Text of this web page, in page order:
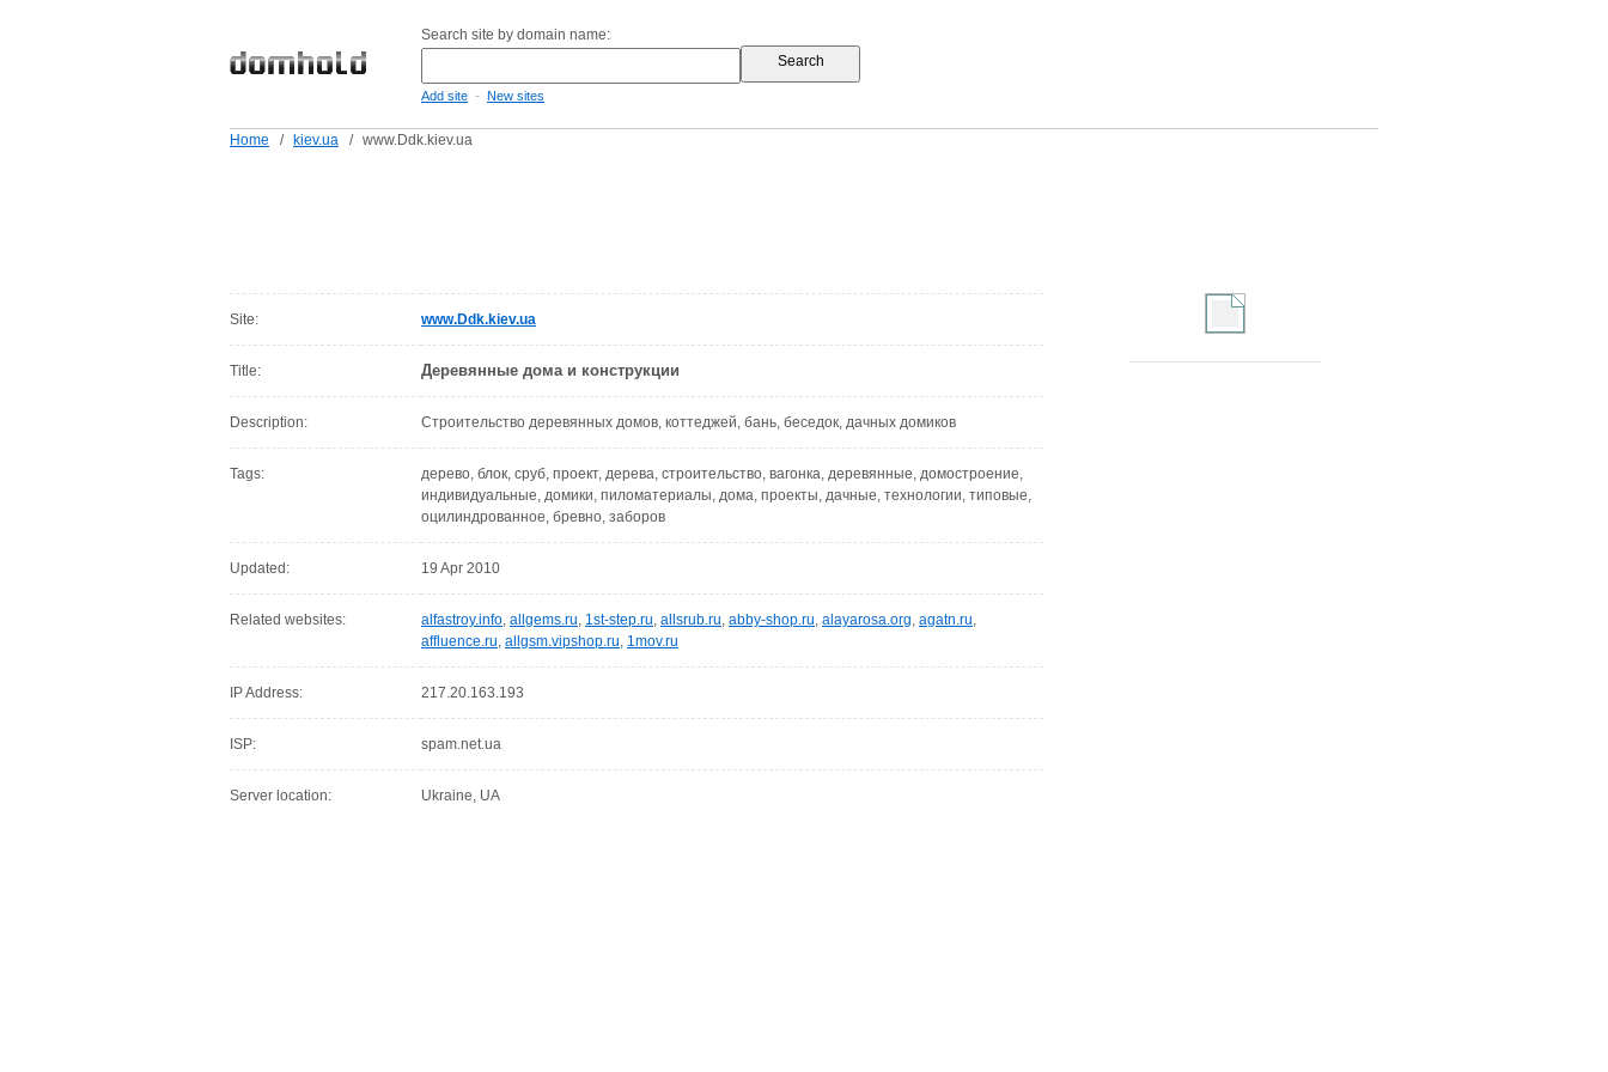
Search site by domain name:
Add site - New sites
Home / kiev.ua / www.Ddk.kiev.ua
Site: www.Ddk.kiev.ua
Title: Деревянные дома и конструкции
Description: Строительство деревянных домов, коттеджей, бань, беседок, дачных домиков
Tags:
дерево, блок, сруб, проект, дерева, строительство, вагонка, деревянные, домостроение,
индивидуальные, домики, пиломатериалы, дома, проекты, дачные, технологии, типовые,
оцилиндрованное, бревно, заборов
Updated: 19 Apr 2010
Related websites: alfastroy.info, allgems.ru, 1st-step.ru, allsrub.ru, abby-shop.ru, alayarosa.org, agatn.ru,
affluence.ru, allgsm.vipshop.ru, 1mov.ru
IP Address: 217.20.163.193
ISP: spam.net.ua
Server location: Ukraine, UA